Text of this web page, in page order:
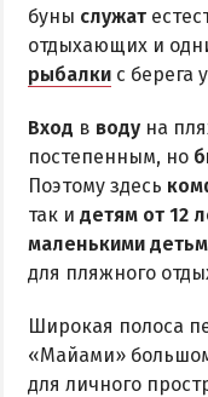
Приазовский
ПРОЕЗД
Маршрутки
РЕКОМЕНДАЦИИ
Отдых с детьми
Отдых в сентябре
Отдых зимой и в
буны служат
отдыхающих и
рыбалки с берега
Вход в воду на
постепенным, но
Поэтому здесь
так и детям от 12
маленькими
для пляжного
Широкая полоса
«Майами»
для личного